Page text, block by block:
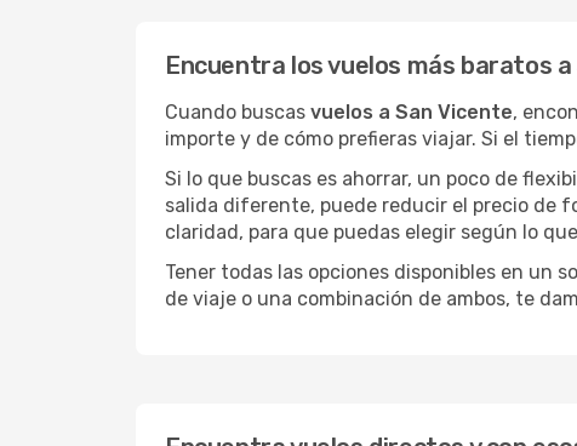
Encuentra los vuelos más baratos a
Cuando buscas vuelos a San Vicente,
importe y de cómo prefieras viajar. Si el
Si lo que buscas es ahorrar, un poco de
salida diferente, puede reducir el precio de
claridad, para que puedas elegir según lo
Tener todas las opciones disponibles en un
de viaje o una combinación de ambos, te